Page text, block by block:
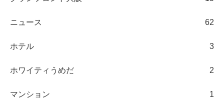
ニュース 62
ホテル 3
ホワイティうめだ 2
マンション 1